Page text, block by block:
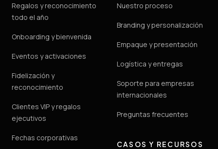
Regalos y reconocimiento
todo el año
Onboarding y bienvenida
Eventos y activaciones
Fidelización y
reconocimiento
Clientes VIP y regalos
ejecutivos
Fechas corporativas
Nuestro proceso
Branding y personalización
Empaque y presentación
Logística y entregas
Soporte para empresas
internacionales
Preguntas frecuentes
CASOS Y RECURSOS